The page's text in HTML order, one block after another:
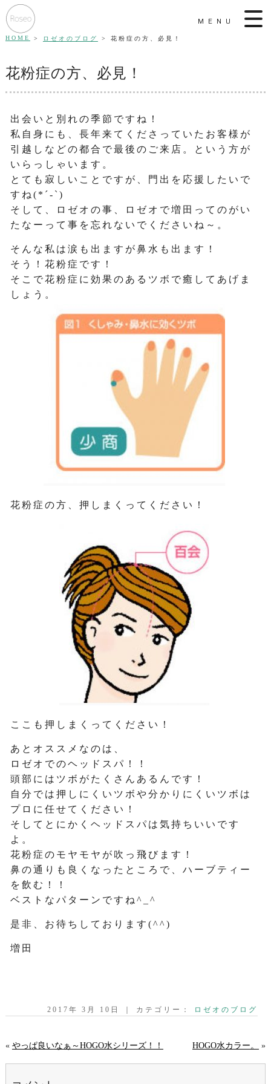
MENU
HOME ロゼオのブログ 花粉症の方、必見！
花粉症の方、必見！
出会いと別れの季節ですね！
私自身にも、長年来てくださっていたお客様が
引越しなどの都合で最後のご来店。という方が
いらっしゃいます。
とても寂しいことですが、門出を応援したいで
すね(*´-`)
そして、ロゼオの事、ロゼオで増田ってのがい
たなーって事を忘れないでくださいね～。
そんな私は涙も出ますが鼻水も出ます！
そう！花粉症です！
そこで花粉症に効果のあるツボで癒してあげま
しょう。
花粉症の方、押しまくってください！
ここも押しまくってください！
あとオススメなのは、
ロゼオでのヘッドスパ！！
頭部にはツボがたくさんあるんです！
自分では押しにくいツボや分かりにくいツボは
プロに任せてください！
そしてとにかくヘッドスパは気持ちいいです
よ。
花粉症のモヤモヤが吹っ飛びます！
鼻の通りも良くなったところで、ハーブティー
を飲む！！
ベストなパターンですね^_^
是非、お待ちしております(^^)
増田
2017年 3月 10日 ｜ カテゴリー： ロゼオのブログ
« やっぱ良いなぁ～HOGO水シリーズ！！ HOGO水カラー。 »